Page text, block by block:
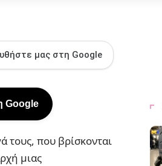
μας στη Google
Google
τους, που βρίσκονται
μιας